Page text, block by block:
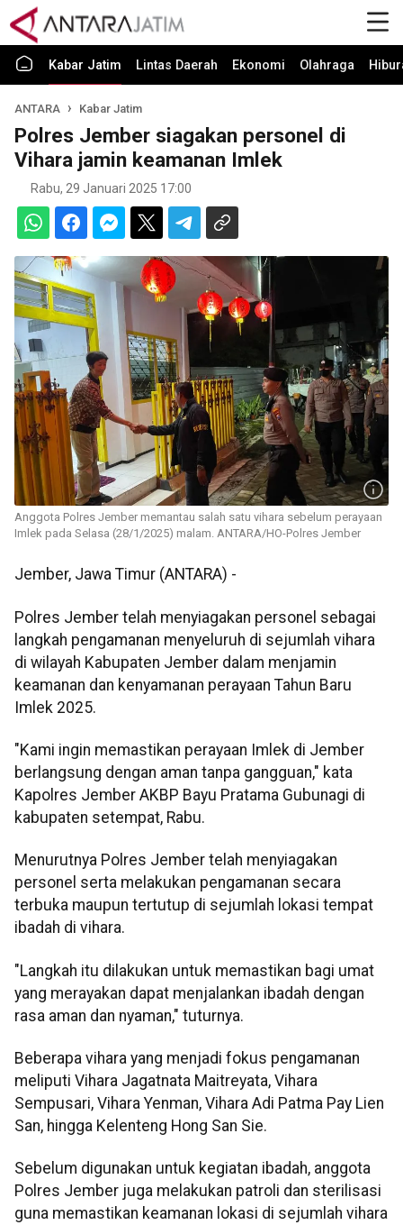
Kabar Jatim Lintas Daerah Ekonomi Olahraga
ANTARA Kabar Jatim
Polres Jember siagakan personel di
Vihara jamin keamanan Imlek
Rabu, 29 Januari 2025 17:00
Anggota Polres Jember memantau salah satu vihara sebelum perayaan
Imlek pada Selasa (28/1/2025) malam. ANTARA/HO-Polres Jember
Jember, Jawa Timur (ANTARA) -
Polres Jember telah menyiagakan personel sebagai
langkah pengamanan menyeluruh di sejumlah vihara
di wilayah Kabupaten Jember dalam menjamin
keamanan dan kenyamanan perayaan Tahun Baru
Imlek 2025.
"Kami ingin memastikan perayaan Imlek di Jember
berlangsung dengan aman tanpa gangguan," kata
Kapolres Jember AKBP Bayu Pratama Gubunagi di
kabupaten setempat, Rabu.
Menurutnya Polres Jember telah menyiagakan
personel serta melakukan pengamanan secara
terbuka maupun tertutup di sejumlah lokasi tempat
ibadah di vihara.
"Langkah itu dilakukan untuk memastikan bagi umat
yang merayakan dapat menjalankan ibadah dengan
rasa aman dan nyaman," tuturnya.
Beberapa vihara yang menjadi fokus pengamanan
meliputi Vihara Jagatnata Maitreyata, Vihara
Sempusari, Vihara Yenman, Vihara Adi Patma Pay Lien
San, hingga Kelenteng Hong San Sie.
Sebelum digunakan untuk kegiatan ibadah, anggota
Polres Jember juga melakukan patroli dan sterilisasi
guna memastikan keamanan lokasi di sejumlah vihara